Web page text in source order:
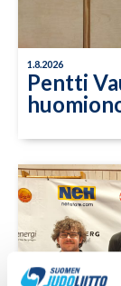
1.8.2026
Pentti